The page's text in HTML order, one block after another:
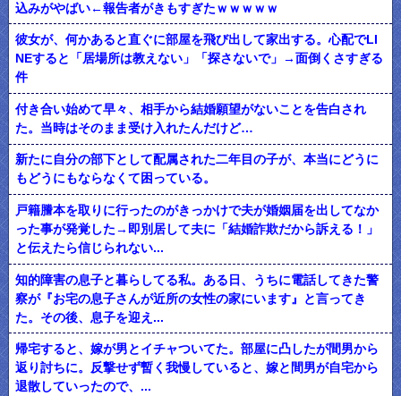
込みがやばい←報告者がきもすぎたｗｗｗｗｗ
彼女が、何かあると直ぐに部屋を飛び出して家出する。心配でLI
NEすると「居場所は教えない」「探さないで」→面倒くさすぎる
件
付き合い始めて早々、相手から結婚願望がないことを告白され
た。当時はそのまま受け入れたんだけど…
新たに自分の部下として配属された二年目の子が、本当にどうに
もどうにもならなくて困っている。
戸籍謄本を取りに行ったのがきっかけで夫が婚姻届を出してなか
った事が発覚した→即別居して夫に「結婚詐欺だから訴える！」
と伝えたら信じられない...
知的障害の息子と暮らしてる私。ある日、うちに電話してきた警
察が『お宅の息子さんが近所の女性の家にいます』と言ってき
た。その後、息子を迎え...
帰宅すると、嫁が男とイチャついてた。部屋に凸したが間男から
返り討ちに。反撃せず暫く我慢していると、嫁と間男が自宅から
退散していったので、...